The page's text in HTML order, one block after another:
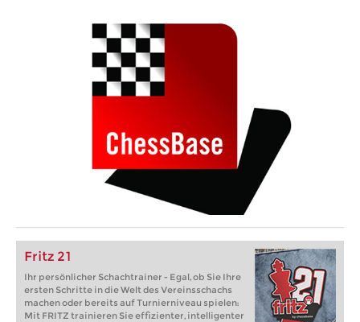
Fritz 21
Ihr persönlicher Schachtrainer - Egal, ob Sie Ihre
ersten Schritte in die Welt des Vereinsschachs
machen oder bereits auf Turnierniveau spielen:
Mit FRITZ trainieren Sie effizienter, intelligenter